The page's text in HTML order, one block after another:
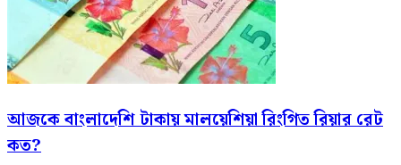
আজকে বাংলাদেশি টাকায় মালয়েশিয়া রিংগিত রিয়ার রেট
কত?